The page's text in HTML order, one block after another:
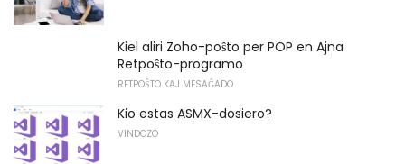
Kiel aliri Zoho-poŝto per POP en Ajna
Retpoŝto-programo
RETPOŜTO KAJ MESAĜADO
Kio estas ASMX-dosiero?
VINDOZO